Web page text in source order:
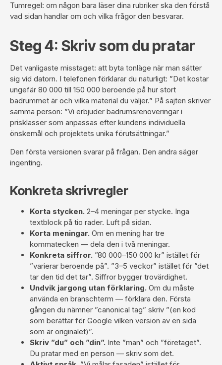
Tumregel: om någon bara läser dina rubriker ska den förstå
vad sidan handlar om och vilka frågor den besvarar.
Steg 4: Skriv som du pratar
Det vanligaste misstaget: att byta tonläge när man sätter
sig vid datorn. I telefonen förklarar du naturligt: ”Det kostar
ungefär 80 000 till 150 000 beroende på hur stort
badrummet är och vilka material du väljer.” På sajten skriver
samma person: ”Vi erbjuder badrumsrenoveringar i
prisklasser som anpassas efter kundens individuella
önskemål och projektets unika förutsättningar.”
Den första versionen svarar på frågan. Den andra säger
ingenting.
Konkreta skrivregler
Korta stycken. 2–4 meningar per stycke. Inga
textblock på tio rader. Luft på sidan.
Korta meningar. Om en mening har tre
kommatecken — dela den i två meningar.
Konkreta siffror. ”80 000–150 000 kr” istället för
”varierar beroende på”. ”3–5 veckor” istället för ”det
tar den tid det tar”. Siffror bygger trovärdighet.
Undvik jargong utan förklaring. Om du måste
använda en branschterm — förklara den. Första
gången du nämner ”canonical tag” skriv ”(en kod
som berättar för Google vilken version av en sida
som är originalet)”.
Skriv ”du” och ”din”. Inte ”man” och ”företaget”.
Du pratar med en person — skriv som det.